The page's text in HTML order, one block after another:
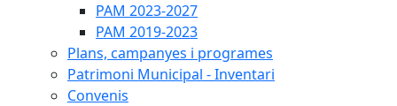
PAM 2023-2027
PAM 2019-2023
Plans, campanyes i programes
Patrimoni Municipal - Inventari
Convenis